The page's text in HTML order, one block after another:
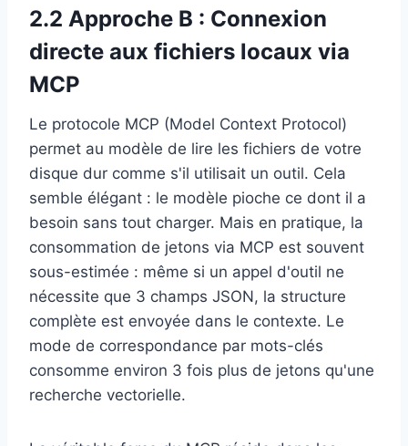
2.2 Approche B : Connexion
directe aux fichiers locaux via
MCP
Le protocole MCP (Model Context Protocol)
permet au modèle de lire les fichiers de votre
disque dur comme s'il utilisait un outil. Cela
semble élégant : le modèle pioche ce dont il a
besoin sans tout charger. Mais en pratique, la
consommation de jetons via MCP est souvent
sous-estimée : même si un appel d'outil ne
nécessite que 3 champs JSON, la structure
complète est envoyée dans le contexte. Le
mode de correspondance par mots-clés
consomme environ 3 fois plus de jetons qu'une
recherche vectorielle.